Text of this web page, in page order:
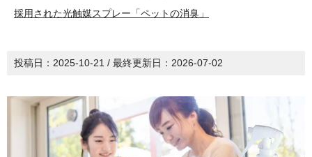
採用された光触媒スプレー「ペットの消臭」
投稿日： 2025-10-21 / 最終更新日： 2026-07-02